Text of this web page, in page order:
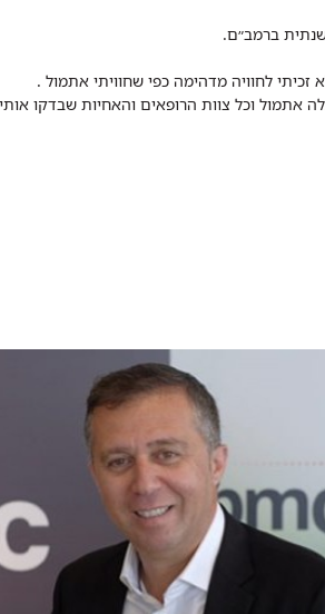
ברמב״ם.
אתמול וכל צוות הרופאים והאחיות שבדקו